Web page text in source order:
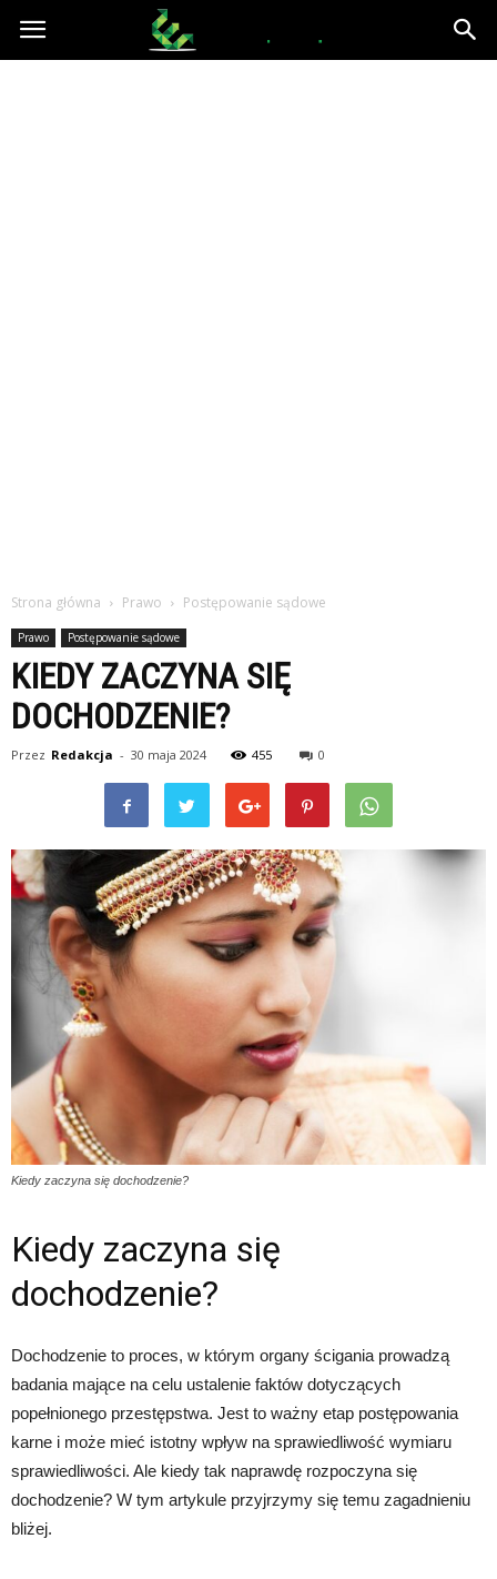
epce.org.pl
Strona główna Prawo Postępowanie sądowe
Prawo Postępowanie sądowe
KIEDY ZACZYNA SIĘ
DOCHODZENIE?
Przez Redakcja - 30 maja 2024 455 0
Kiedy zaczyna się dochodzenie?
Kiedy zaczyna się
dochodzenie?
Dochodzenie to proces, w którym organy ścigania prowadzą
badania mające na celu ustalenie faktów dotyczących
popełnionego przestępstwa. Jest to ważny etap postępowania
karne i może mieć istotny wpływ na sprawiedliwość wymiaru
sprawiedliwości. Ale kiedy tak naprawdę rozpoczyna się
dochodzenie? W tym artykule przyjrzymy się temu zagadnieniu
bliżej.